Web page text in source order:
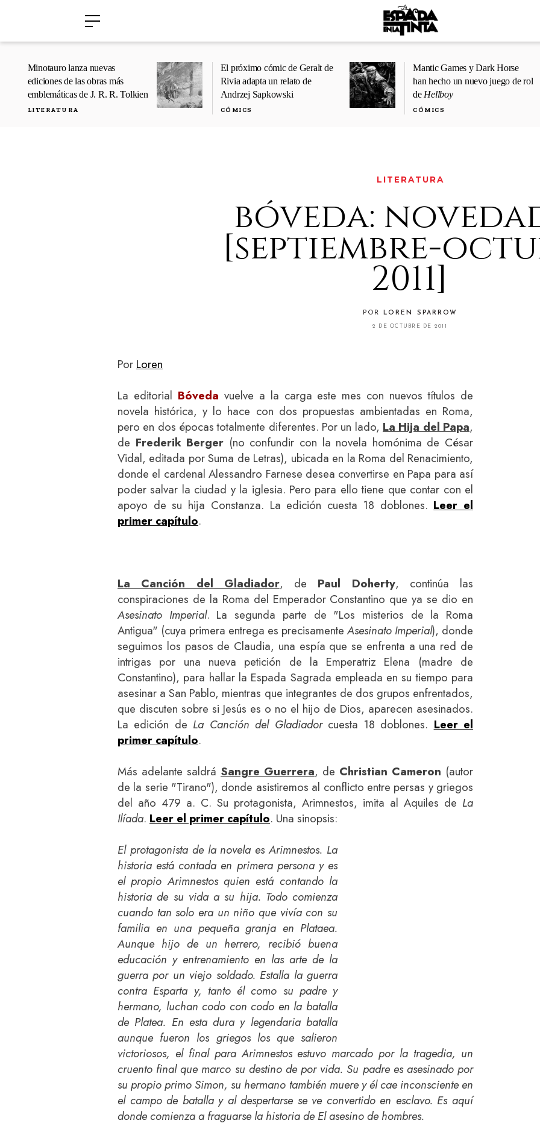
Minotauro lanza nuevas
ediciones de las obras más
emblemáticas de J. R. R. Tolkien
LITERATURA
El próximo cómic de Geralt de
Rivia adapta un relato de
Andrzej Sapkowski
CÓMICS
Mantic Games y Dark Horse
han hecho un nuevo juego de rol
de Hellboy
CÓMICS
LITERATURA
bóveda:
[septiembre-
2011]
POR LOREN SPARROW
2 DE OCTUBRE DE 2011
Por Loren
La editorial Bóveda vuelve a la carga este mes con nuevos títulos de
novela histórica, y lo hace con dos propuestas ambientadas en Roma,
pero en dos épocas totalmente diferentes. Por un lado, La Hija del Papa,
de Frederik Berger (no confundir con la novela homónima de César
Vidal, editada por Suma de Letras), ubicada en la Roma del Renacimiento,
donde el cardenal Alessandro Farnese desea convertirse en Papa para así
poder salvar la ciudad y la iglesia. Pero para ello tiene que contar con el
apoyo de su hija Constanza. La edición cuesta 18 doblones. Leer el
primer capítulo.
La Canción del Gladiador, de Paul Doherty, continúa las
conspiraciones de la Roma del Emperador Constantino que ya se dio en
Asesinato Imperial. La segunda parte de "Los misterios de la Roma
Antigua" (cuya primera entrega es precisamenteAsesinato Imperial), donde
seguimos los pasos de Claudia, una espía que se enfrenta a una red de
intrigas por una nueva petición de la Emperatriz Elena (madre de
Constantino), para hallar la Espada Sagrada empleada en su tiempo para
asesinar a San Pablo, mientras que integrantes de dos grupos enfrentados,
que discuten sobre si Jesús es o no el hijo de Dios, aparecen asesinados.
La edición de La Canción del Gladiadorcuesta 18 doblones. Leer el
primer capítulo.
Más adelante saldrá Sangre Guerrera, de Christian Cameron (autor
de la serie "Tirano"), donde asistiremos al conflicto entre persas y griegos
del año 479 a. C. Su protagonista, Arimnestos, imita al Aquiles de La
Ilíada. Leer el primer capítulo. Una sinopsis:
El protagonista de la novela es Arimnestos. La
historia está contada en primera persona y es
el propio Arimnestos quien está contando la
historia de su vida a su hija. Todo comienza
cuando tan solo era un niño que vivía con su
familia en una pequeña granja en Plataea.
Aunque hijo de un herrero, recibió buena
educación y entrenamiento en las arte de la
guerra por un viejo soldado. Estalla la guerra
contra Esparta y, tanto él como su padre y
hermano, luchan codo con codo en la batalla
de Platea. En esta dura y legendaria batalla
aunque fueron los griegos los que salieron
victoriosos, el final para Arimnestos estuvo marcado por la tragedia, un
cruento final que marco su destino de por vida. Su padre es asesinado por
su propio primo Simon, su hermano también muere y él cae inconsciente en
el campo de batalla y al despertarse se ve convertido en esclavo. Es aquí
donde comienza a fraguarse la historia de El asesino de hombres.
›